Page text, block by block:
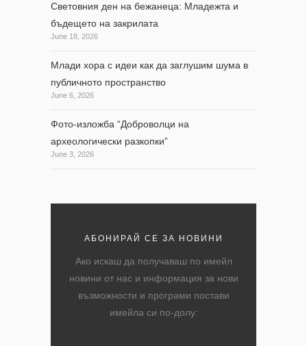
Световния ден на бежанеца: Младежта и
бъдещето на закрилата
June 18, 2026
Млади хора с идеи как да заглушим шума в
публичното пространство
June 6, 2026
Фото-изложба “Доброволци на
археологически разкопки”
June 3, 2026
АБОНИРАЙ СЕ ЗА НОВИНИ
Ако искаш да получаваш по имейл
новини от нас и информация за нови
възможности и програми постави
имейла си по-долу: